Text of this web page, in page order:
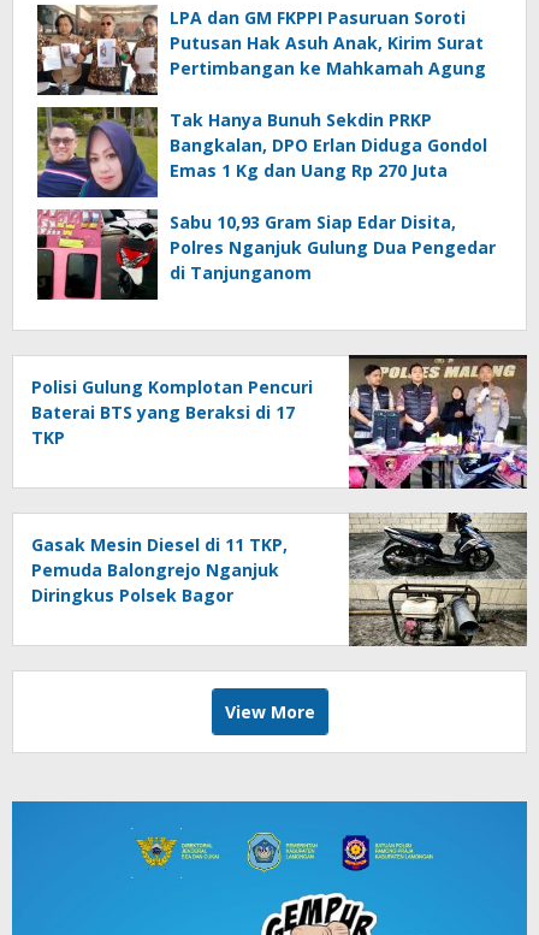
LPA dan GM FKPPI Pasuruan Soroti
Putusan Hak Asuh Anak, Kirim Surat
Pertimbangan ke Mahkamah Agung
Tak Hanya Bunuh Sekdin PRKP
Bangkalan, DPO Erlan Diduga Gondol
Emas 1 Kg dan Uang Rp 270 Juta
Sabu 10,93 Gram Siap Edar Disita,
Polres Nganjuk Gulung Dua Pengedar
di Tanjunganom
Polisi Gulung Komplotan Pencuri
Baterai BTS yang Beraksi di 17
TKP
Gasak Mesin Diesel di 11 TKP,
Pemuda Balongrejo Nganjuk
Diringkus Polsek Bagor
View More